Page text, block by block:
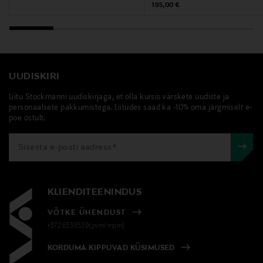
Original Price
195,00 €
UUDISKIRI
Liitu Stockmanni uudiskirjaga, et olla kursis värskete uudiste ja
personaalsete pakkumistega. Liitudes saad ka -10% oma järgmiselt e-
poe ostult.
KLIENDITEENINDUS
VÕTKE ÜHENDUST
+372 6339539(pvm/mpm)
KORDUMA KIPPUVAD KÜSIMUSED